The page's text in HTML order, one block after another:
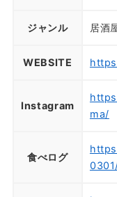
ジャンル 居酒
WEBSITE
Instagram
ma/
食べログ